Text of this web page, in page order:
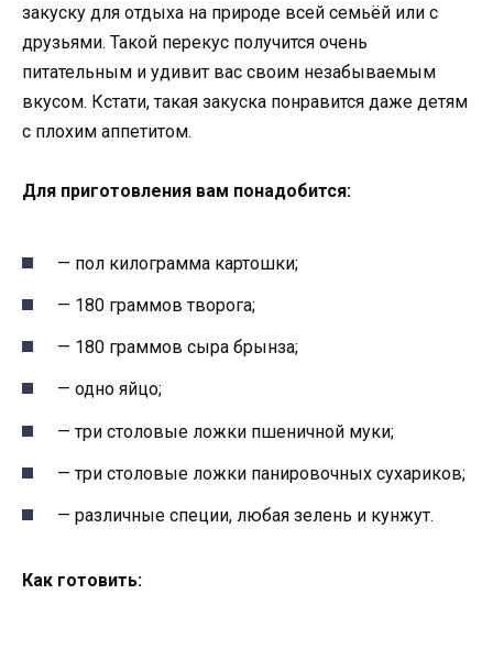
закуску для отдыха на природе всей семьёй или с
друзьями. Такой перекус получится очень
питательным и удивит вас своим незабываемым
вкусом. Кстати, такая закуска понравится даже детям
с плохим аппетитом.
Для приготовления вам понадобится:
— пол килограмма картошки;
— 180 граммов творога;
— 180 граммов сыра брынза;
— одно яйцо;
— три столовые ложки пшеничной муки;
— три столовые ложки панировочных сухариков;
— различные специи, любая зелень и кунжут.
Как готовить: